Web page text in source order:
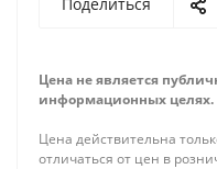
Цена не является
информационных целях.
Цена действительна
отличаться от цен в